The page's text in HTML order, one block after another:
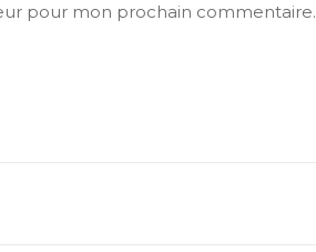
pour mon prochain commentaire.